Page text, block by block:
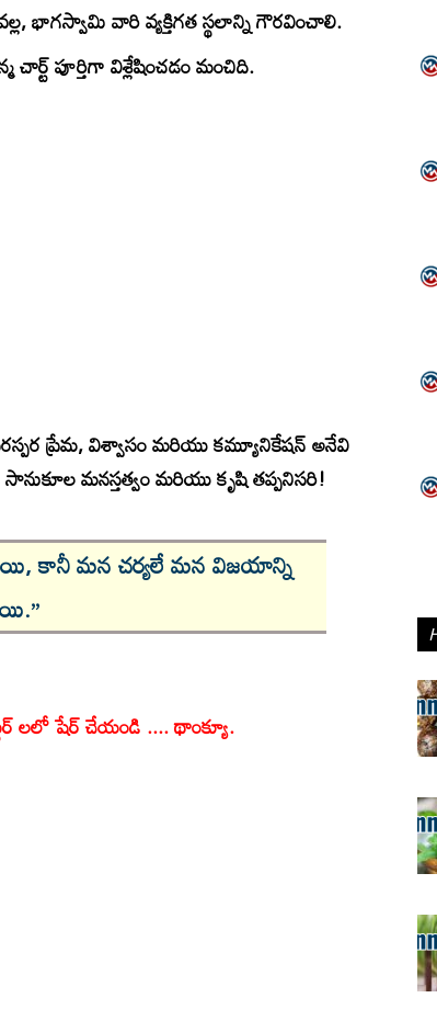
భాగస్వామి వారి వ్యక్తిగత స్థలాన్ని గౌరవించాలి.
పూర్తిగా విశ్లేషించడం మంచిది.
ప్రేమ, విశ్వాసం మరియు కమ్యూనికేషన్అనేవి
మనస్తత్వం మరియు కృషి తప్పనిసరి!
కానీ మన చర్యలే మన విజయాన్ని
లలో షేర్ చేయండి .... థాంక్యూ.